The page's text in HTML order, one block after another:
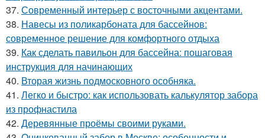
37. Современный интерьер с восточными акцентами.
38. Навесы из поликарбоната для бассейнов:
современное решение для комфортного отдыха
39. Как сделать павильон для бассейна: пошаговая
инструкция для начинающих
40. Вторая жизнь подмосковного особняка.
41. Легко и быстро: как использовать калькулятор забора
из профнастила
42. Деревянные проёмы своими руками.